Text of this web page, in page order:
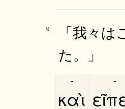
9
「我々
た。」
καὶ
- -